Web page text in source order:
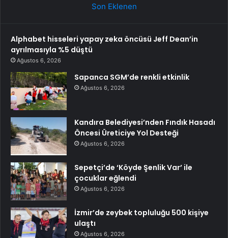
Son Eklenen
Alphabet hisseleri yapay zeka öncüsü Jeff Dean’in
ayrılmasıyla %5 düştü
Ağustos 6, 2026
Sapanca SGM’de renkli etkinlik
Ağustos 6, 2026
Kandıra Belediyesi’nden Fındık Hasadı
Öncesi Üreticiye Yol Desteği
Ağustos 6, 2026
Sepetçi’de ‘Köyde Şenlik Var’ ile
çocuklar eğlendi
Ağustos 6, 2026
İzmir’de zeybek topluluğu 500 kişiye
ulaştı
Ağustos 6, 2026